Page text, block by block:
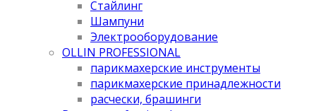
Стайлинг
Шампуни
Электрооборудование
OLLIN PROFESSIONAL
парикмахерские инструменты
парикмахерские принадлежности
расчески, брашинги